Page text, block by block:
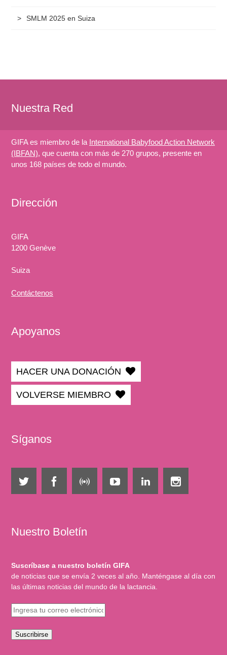
SMLM 2025 en Suiza
Nuestra Red
GIFA es miembro de la International Babyfood Action Network
(IBFAN), que cuenta con más de 270 grupos, presente en
unos 168 países de todo el mundo.
Dirección
GIFA
1200 Genève
Suiza
Contáctenos
Apoyanos
HACER UNA DONACIÓN
VOLVERSE MIEMBRO
Síganos
Nuestro Boletín
Suscríbase a nuestro boletín GIFA
de noticias que se envía 2 veces al año. Manténgase al día con
las últimas noticias del mundo de la lactancia.
Suscribirse